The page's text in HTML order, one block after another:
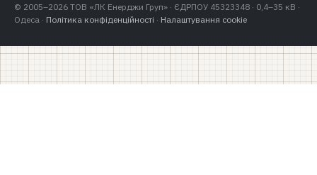
© 2005–2026 ТОВ «ЛК Енерджи Груп» · ЄДРПОУ 45323348 · 0,4–35 кВ ·
Одеса · Політика конфіденційності · Налаштування cookie